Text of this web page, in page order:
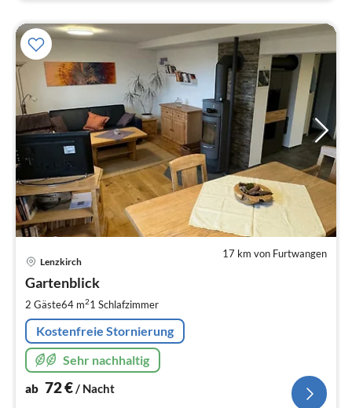
17 km von Furtwangen
Lenzkirch
Gartenblick
2 Gäste64 m21 Schlafzimmer
Kostenfreie Stornierung
Sehr nachhaltig
ab 72€/ Nacht